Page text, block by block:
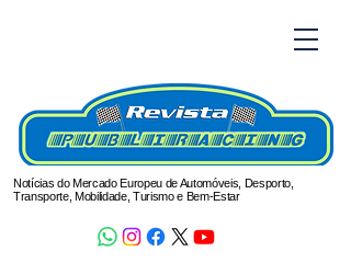
Notícias do Mercado Europeu de Automóveis, Desporto,
Transporte, Mobilidade, Turismo e Bem-Estar